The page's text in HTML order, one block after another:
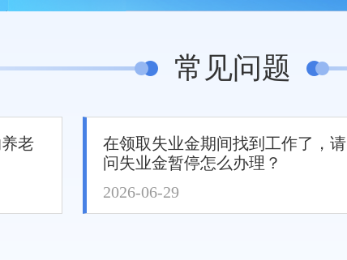
常见问题
老
在领取失业金期间找到工作了，请
问失业金暂停怎么办理？
2026-06-29